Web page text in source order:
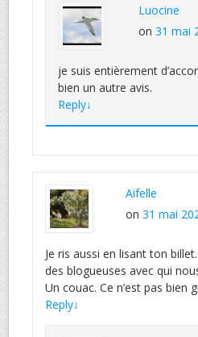
Luocine
on 31 mai
je suis entièrement
bien un autre avis.
Reply↓
Aifelle
on 31 mai
Je ris aussi en lisant ton
des blogueuses avec qui
Un couac. Ce n’est pas bien
Reply↓